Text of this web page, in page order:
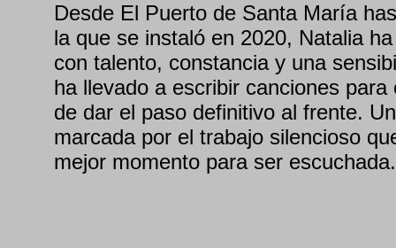
Desde El Puerto de Santa María
la que se instaló en 2020, Natalia
con talento, constancia y una
ha llevado a escribir canciones
de dar el paso definitivo al frente.
marcada por el trabajo silencioso
mejor momento para ser escuchada.